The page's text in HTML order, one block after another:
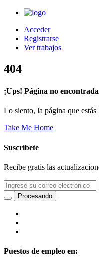
Acceder
Registrarse
Ver trabajos
404
¡Ups! Página no encontrada
Lo siento, la página que
Take Me Home
Suscríbete
Recibe gratis las
Puestos de empleo en: